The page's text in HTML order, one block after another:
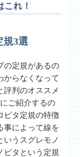
れ！
規3選
の定規があるの
からなくなって
評判のオススメ
ご紹介するの
ピタ定規の特徴
事によって線を
いうスグレモノ
ピタという定規